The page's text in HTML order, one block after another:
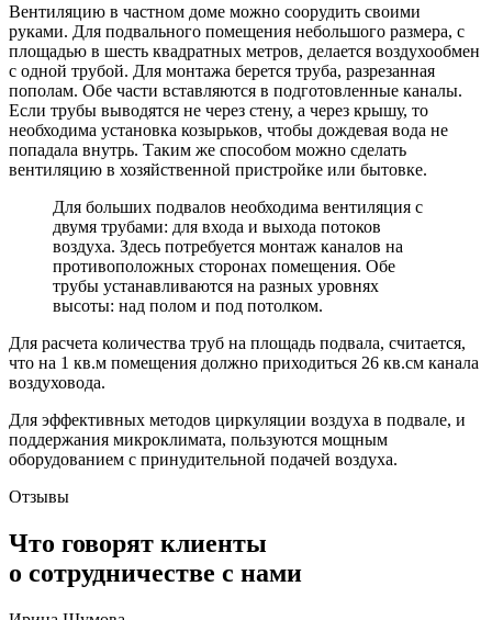
Вентиляцию в частном доме можно соорудить своими
руками. Для подвального помещения небольшого размера, с
площадью в шесть квадратных метров, делается воздухообмен
с одной трубой. Для монтажа берется труба, разрезанная
пополам. Обе части вставляются в подготовленные каналы.
Если трубы выводятся не через стену, а через крышу, то
необходима установка козырьков, чтобы дождевая вода не
попадала внутрь. Таким же способом можно сделать
вентиляцию в хозяйственной пристройке или бытовке.
Для больших подвалов необходима вентиляция с
двумя трубами: для входа и выхода потоков
воздуха. Здесь потребуется монтаж каналов на
противоположных сторонах помещения. Обе
трубы устанавливаются на разных уровнях
высоты: над полом и под потолком.
Для расчета количества труб на площадь подвала, считается,
что на 1 кв.м помещения должно приходиться 26 кв.см канала
воздуховода.
Для эффективных методов циркуляции воздуха в подвале, и
поддержания микроклимата, пользуются мощным
оборудованием с принудительной подачей воздуха.
Отзывы
Что говорят клиенты
о сотрудничестве с нами